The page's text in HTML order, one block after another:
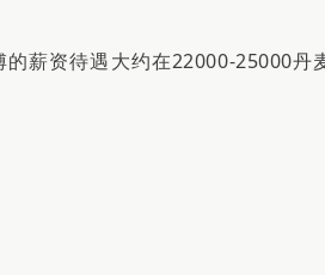
薪资待遇大约在22000-25000